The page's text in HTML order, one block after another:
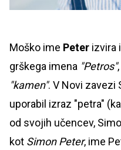
Moško ime Peter izvira
grškega imena "Petros"
"kamen". V Novi zavezi
uporabil izraz "petra"
od svojih učencev,
kot Simon Peter, ime